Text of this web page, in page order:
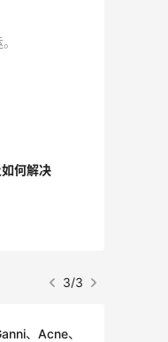
何解决
3/3
、Acne、